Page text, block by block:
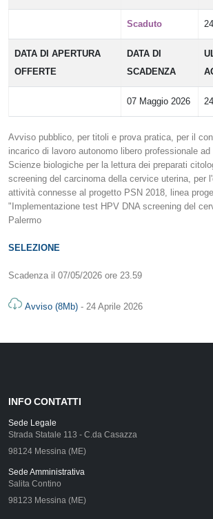
Scaduto
DATA DI APERTURA
OFFERTE
DATA DI
SCADENZA
07 Maggio 2026
Avviso pubblico, per titoli e prova pratica, per il
incarico di lavoro autonomo libero professionale
Scienze biologiche per la lettura dei preparati
screening del carcinoma della cervice uterina, per
attività connesse al progetto PSN 2018, linea
"Implementazione test HPV DNA screening del
Palermo
SELEZIONE
Scadenza il 07/05/2026 ore 23.59
Avviso (8Mb) - 24 Aprile 2026
INFO CONTATTI
Sede Legale
Strada Statale 113 - C.da Casazza
98124 Messina (ME)
Sede Amministrativa
Salita Contino
98123 Messina (ME)